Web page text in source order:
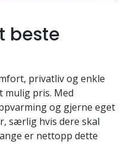
beste
privatliv og enkle
mulig pris. Med
og gjerne eget
særlig hvis dere skal
er nettopp dette